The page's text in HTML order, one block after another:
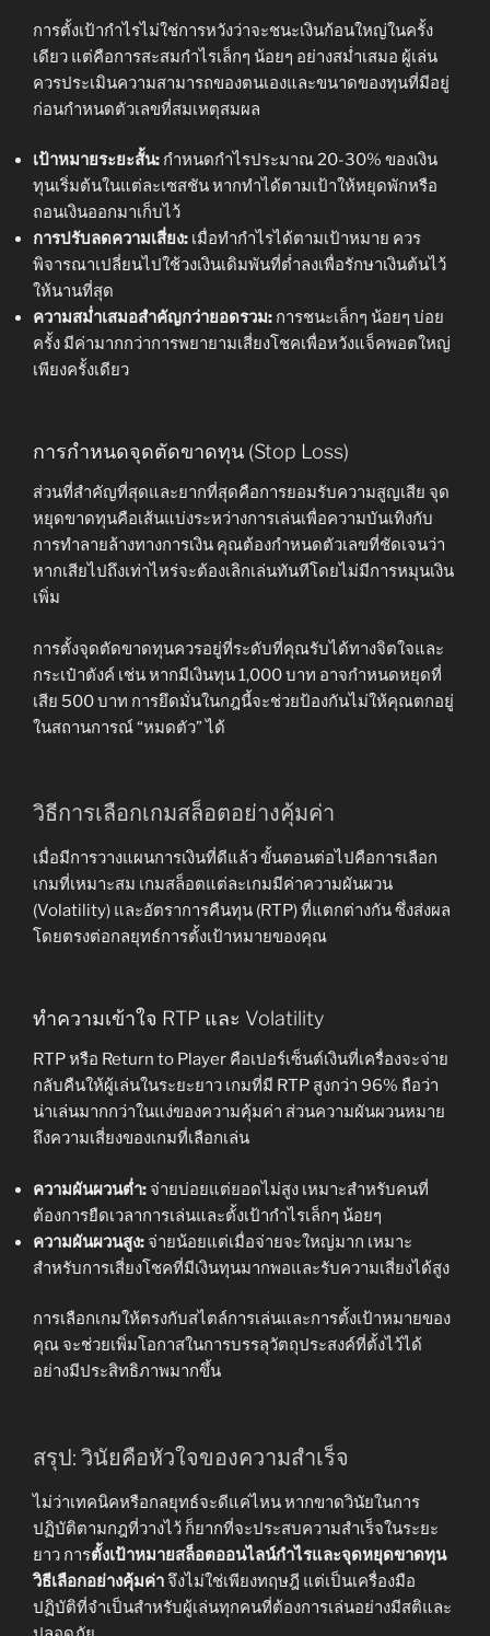
การตั้งเป้ากำไรไม่ใช่การหวังว่าจะชนะเงินก้อนใหญ่ในครั้ง
เดียว แต่คือการสะสมกำไรเล็กๆ น้อยๆ อย่างสม่ำเสมอ ผู้เล่น
ควรประเมินความสามารถของตนเองและขนาดของทุนที่มีอยู่
ก่อนกำหนดตัวเลขที่สมเหตุสมผล
เป้าหมายระยะสั้น: กำหนดกำไรประมาณ 20-30% ของเงิน
ทุนเริ่มต้นในแต่ละเซสชัน หากทำได้ตามเป้าให้หยุดพักหรือ
ถอนเงินออกมาเก็บไว้
การปรับลดความเสี่ยง: เมื่อทำกำไรได้ตามเป้าหมาย ควร
พิจารณาเปลี่ยนไปใช้วงเงินเดิมพันที่ต่ำลงเพื่อรักษาเงินต้นไว้
ให้นานที่สุด
ความสม่ำเสมอสำคัญกว่ายอดรวม: การชนะเล็กๆ น้อยๆ บ่อย
ครั้ง มีค่ามากกว่าการพยายามเสี่ยงโชคเพื่อหวังแจ็คพอตใหญ่
เพียงครั้งเดียว
การกำหนดจุดตัดขาดทุน (Stop Loss)
ส่วนที่สำคัญที่สุดและยากที่สุดคือการยอมรับความสูญเสีย จุด
หยุดขาดทุนคือเส้นแบ่งระหว่างการเล่นเพื่อความบันเทิงกับ
การทำลายล้างทางการเงิน คุณต้องกำหนดตัวเลขที่ชัดเจนว่า
หากเสียไปถึงเท่าไหร่จะต้องเลิกเล่นทันทีโดยไม่มีการหมุนเงิน
เพิ่ม
การตั้งจุดตัดขาดทุนควรอยู่ที่ระดับที่คุณรับได้ทางจิตใจและ
กระเป๋าตังค์ เช่น หากมีเงินทุน 1,000 บาท อาจกำหนดหยุดที่
เสีย 500 บาท การยึดมั่นในกฎนี้จะช่วยป้องกันไม่ให้คุณตกอยู่
ในสถานการณ์ “หมดตัว” ได้
วิธีการเลือกเกมสล็อตอย่างคุ้มค่า
เมื่อมีการวางแผนการเงินที่ดีแล้ว ขั้นตอนต่อไปคือการเลือก
เกมที่เหมาะสม เกมสล็อตแต่ละเกมมีค่าความผันผวน
(Volatility) และอัตราการคืนทุน (RTP) ที่แตกต่างกัน ซึ่งส่งผล
โดยตรงต่อกลยุทธ์การตั้งเป้าหมายของคุณ
ทำความเข้าใจ RTP และ Volatility
RTP หรือ Return to Player คือเปอร์เซ็นต์เงินที่เครื่องจะจ่าย
กลับคืนให้ผู้เล่นในระยะยาว เกมที่มี RTP สูงกว่า 96% ถือว่า
น่าเล่นมากกว่าในแง่ของความคุ้มค่า ส่วนความผันผวนหมาย
ถึงความเสี่ยงของเกมที่เลือกเล่น
ความผันผวนต่ำ: จ่ายบ่อยแต่ยอดไม่สูง เหมาะสำหรับคนที่
ต้องการยืดเวลาการเล่นและตั้งเป้ากำไรเล็กๆ น้อยๆ
ความผันผวนสูง: จ่ายน้อยแต่เมื่อจ่ายจะใหญ่มาก เหมาะ
สำหรับการเสี่ยงโชคที่มีเงินทุนมากพอและรับความเสี่ยงได้สูง
การเลือกเกมให้ตรงกับสไตล์การเล่นและการตั้งเป้าหมายของ
คุณ จะช่วยเพิ่มโอกาสในการบรรลุวัตถุประสงค์ที่ตั้งไว้ได้
อย่างมีประสิทธิภาพมากขึ้น
สรุป: วินัยคือหัวใจของความสำเร็จ
ไม่ว่าเทคนิคหรือกลยุทธ์จะดีแค่ไหน หากขาดวินัยในการ
ปฏิบัติตามกฎที่วางไว้ ก็ยากที่จะประสบความสำเร็จในระยะ
ยาว การตั้งเป้าหมายสล็อตออนไลน์กำไรและจุดหยุดขาดทุน
วิธีเลือกอย่างคุ้มค่า จึงไม่ใช่เพียงทฤษฎี แต่เป็นเครื่องมือ
ปฏิบัติที่จำเป็นสำหรับผู้เล่นทุกคนที่ต้องการเล่นอย่างมีสติและ